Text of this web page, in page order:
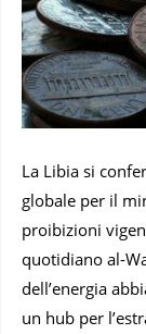
La Libia si
globale per il
proibizioni
quotidiano al-
dell’energia
un hub per